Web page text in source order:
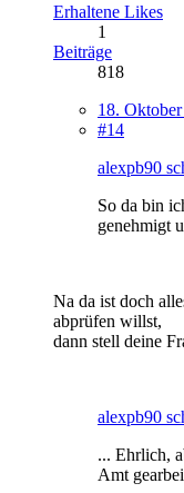
Erhaltene Likes
1
Beiträge
818
18.
#14
alexpb90
So da bin
genehmigt
Na da ist doch
abprüfen willst,
dann stell deine
alexpb90
... Ehrlich,
Amt